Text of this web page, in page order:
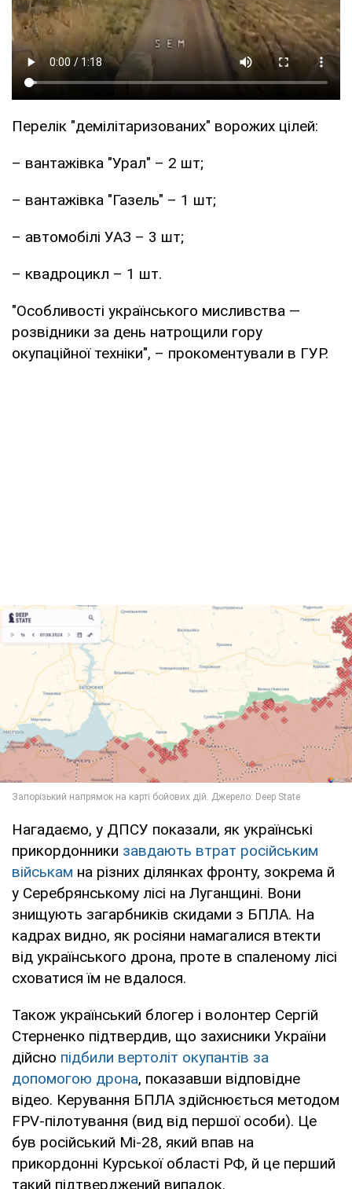
Перелік "демілітаризованих" ворожих цілей:
– вантажівка "Урал" – 2 шт;
– вантажівка "Газель" – 1 шт;
– автомобілі УАЗ – 3 шт;
– квадроцикл – 1 шт.
"Особливості українського мисливства ―
розвідники за день натрощили гору
окупаційної техніки", – прокоментували в ГУР.
Нагадаємо, у ДПСУ показали, як українські
прикордонники завдають втрат російським
військам на різних ділянках фронту, зокрема й
у Серебрянському лісі на Луганщині. Вони
знищують загарбників скидами з БПЛА. На
кадрах видно, як росіяни намагалися втекти
від українського дрона, проте в спаленому лісі
сховатися їм не вдалося.
Також український блогер і волонтер Сергій
Стерненко підтвердив, що захисники України
дійсно підбили вертоліт окупантів за
допомогою дрона, показавши відповідне
відео. Керування БПЛА здійснюється методом
FPV-пілотування (вид від першої особи). Це
був російський Мі-28, який впав на
прикордонні Курської області РФ, й це перший
такий підтверджений випадок.